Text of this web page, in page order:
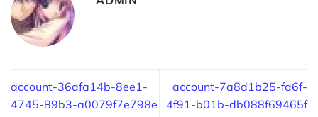
account-36afa14b-8ee1-
4745-89b3-a0079f7e798e
account-7a8d1b25-fa6f-
4f91-b01b-db088f69465f